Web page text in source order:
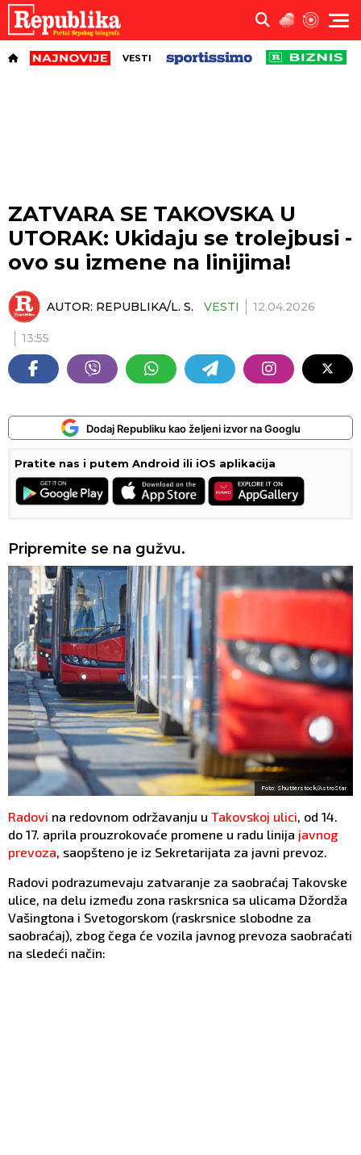
VESTI
ZATVARA SE TAKOVSKA U
UTORAK: Ukidaju se trolejbusi -
ovo su izmene na linijima!
AUTOR: REPUBLIKA/L. S. VESTI 12.04.2026
13:55
Dodaj Republiku kao željeni izvor na Googlu
Pratite nas i putem Android ili iOS aplikacija
Pripremite se na gužvu.
Foto: Shutterstock/AstroStar
Radovi na redovnom održavanju u Takovskoj ulici, od 14.
do 17. aprila prouzrokovaće promene u radu linija javnog
prevoza, saopšteno je iz Sekretarijata za javni prevoz.
Radovi podrazumevaju zatvaranje za saobraćaj Takovske
ulice, na delu između zona raskrsnica sa ulicama Džordža
Vašingtona i Svetogorskom (raskrsnice slobodne za
saobraćaj), zbog čega će vozila javnog prevoza saobraćati
na sledeći način: